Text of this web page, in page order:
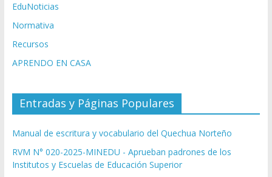
EduNoticias
Normativa
Recursos
APRENDO EN CASA
Entradas y Páginas Populares
Manual de escritura y vocabulario del Quechua Norteño
RVM N° 020-2025-MINEDU - Aprueban padrones de los
Institutos y Escuelas de Educación Superior